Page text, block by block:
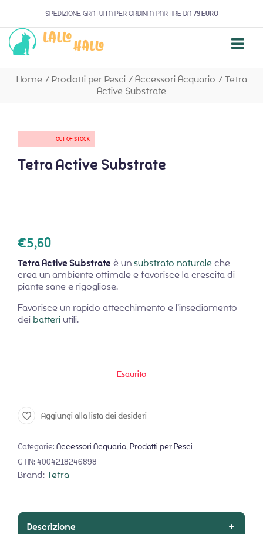
SPEDIZIONE GRATUITA PER ORDINI A PARTIRE DA 79 EURO
Home / Prodotti per Pesci / Accessori Acquario / Tetra
Active Substrate
OUT OF STOCK
Tetra Active Substrate
€5,60
Tetra Active Substrate è unsubstrato naturaleche
crea un ambiente ottimale e favorisce la crescita di
piante sane e rigogliose.
Favorisce un rapido attecchimento e l’insediamento
deibatteriutili.
Esaurito
Aggiungi alla lista dei desideri
Categorie: Accessori Acquario, Prodotti per Pesci
GTIN: 4004218246898
Brand:Tetra
Descrizione